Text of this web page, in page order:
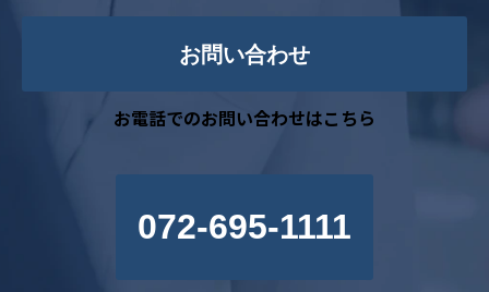
お問い合わせ
お電話でのお問い合わせはこちら
072-695-1111